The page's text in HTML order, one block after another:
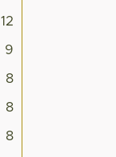
12
9
8
8
8